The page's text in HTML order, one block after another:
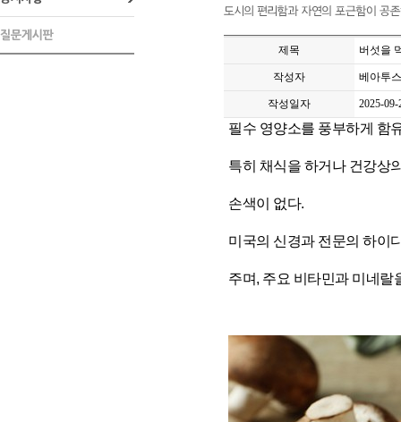
제목 버섯을
작성자 베아투
작성일자 2025-09-
필수 영양소를 풍부하게 함
특히 채식을 하거나 건강상
손색이 없다.
미국의 신경과 전문의 하이
주며, 주요 비타민과 미네랄